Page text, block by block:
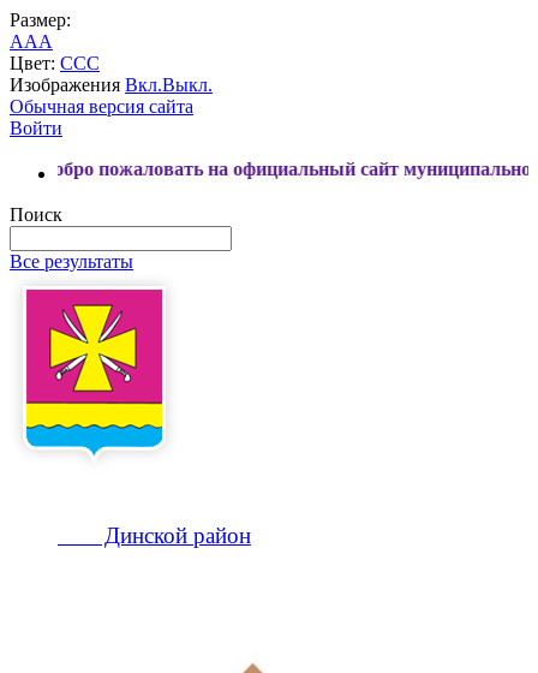
Размер:
AAA
Цвет: CCC
Изображения Вкл.Выкл.
Обычная версия сайта
Войти
на официальный сайт муниципального
Поиск
Все результаты
Динской район